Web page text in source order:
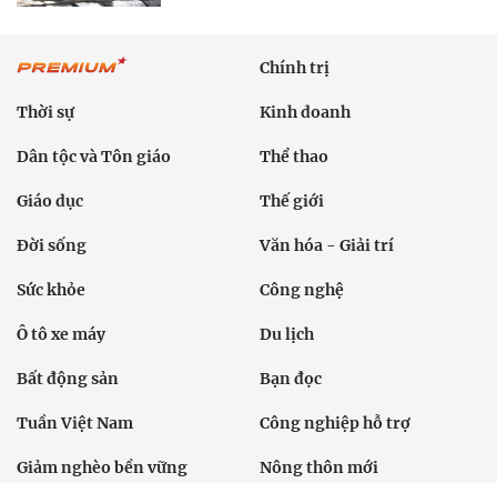
Chính trị
Thời sự Kinh doanh
Dân tộc và Tôn giáo Thể thao
Giáo dục Thế giới
Đời sống Văn hóa - Giải trí
Sức khỏe Công nghệ
Ô tô xe máy Du lịch
Bất động sản Bạn đọc
Tuần Việt Nam Công nghiệp hỗ trợ
Giảm nghèo bền vững Nông thôn mới